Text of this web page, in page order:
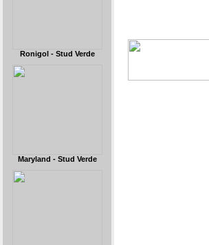
Ronigol - Stud Verde
Maryland - Stud Verde